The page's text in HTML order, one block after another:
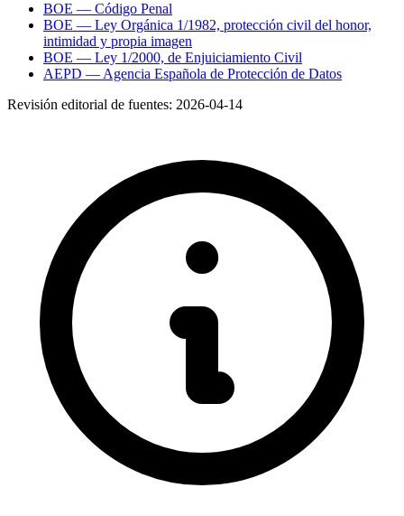
BOE — Código Penal
BOE — Ley Orgánica 1/1982, protección civil del honor,
intimidad y propia imagen
BOE — Ley 1/2000, de Enjuiciamiento Civil
AEPD — Agencia Española de Protección de Datos
Revisión editorial de fuentes: 2026-04-14